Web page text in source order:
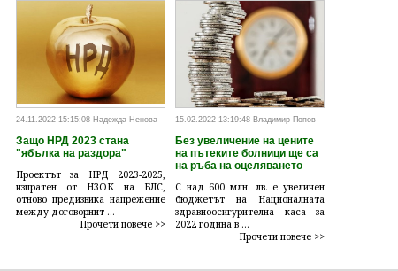
24.11.2022 15:15:08 Надежда Ненова
Защо НРД 2023 стана
"ябълка на раздора"
Проектът за НРД 2023-2025,
изпратен от НЗОК на БЛС,
отново предизвика напрежение
между договорнит ...
Прочети повече >>
15.02.2022 13:19:48 Владимир Попов
Без увеличение на цените
на пътеките болници ще са
на ръба на оцеляването
С над 600 млн. лв. е увеличен
бюджетът на Националната
здравноосигурителна каса за
2022 година в ...
Прочети повече >>